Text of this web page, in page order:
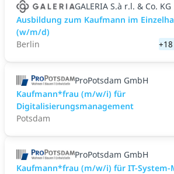
GALERIA S.à r.l. & Co. KG
Ausbildung zum Kaufmann im
(w/m/d)
Berlin
ProPotsdam GmbH
Kaufmann*frau (m/w/i) für
Digitalisierungsmanagement
Potsdam
ProPotsdam GmbH
Kaufmann*frau (m/w/i) für IT-System-